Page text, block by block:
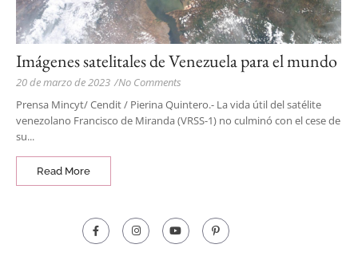
Imágenes satelitales de Venezuela para el mundo
20 de marzo de 2023 /No Comments
Prensa Mincyt/ Cendit / Pierina Quintero.- La vida útil del satélite
venezolano Francisco de Miranda (VRSS-1) no culminó con el cese de
su...
Read More